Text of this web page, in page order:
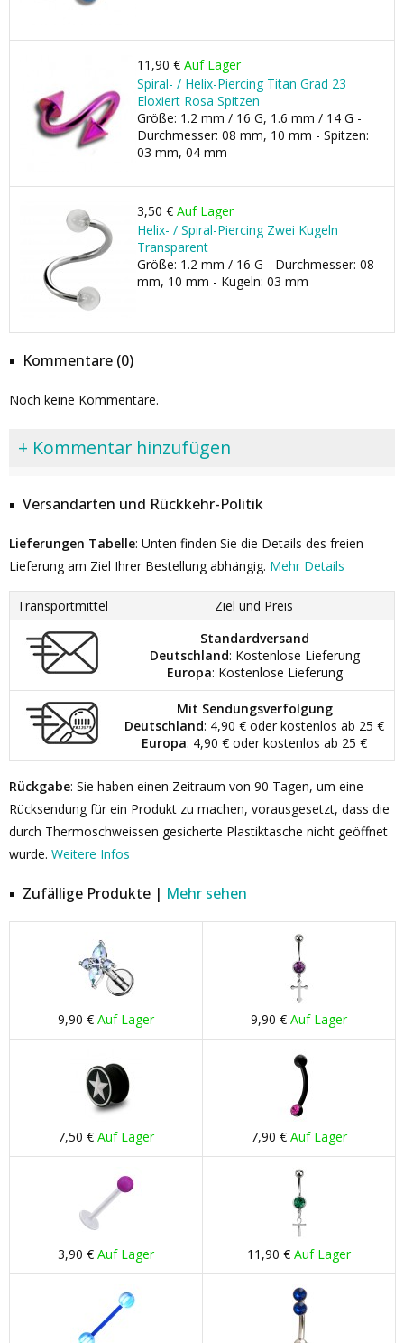
11,90 € Auf Lager
Spiral- / Helix-Piercing Titan Grad 23
Eloxiert Rosa Spitzen
Größe: 1.2 mm / 16 G, 1.6 mm / 14 G -
Durchmesser: 08 mm, 10 mm - Spitzen:
03 mm, 04 mm
3,50 € Auf Lager
Helix- / Spiral-Piercing Zwei Kugeln
Transparent
Größe: 1.2 mm / 16 G - Durchmesser: 08
mm, 10 mm - Kugeln: 03 mm
Kommentare (0)
Noch keine Kommentare.
+ Kommentar hinzufügen
Versandarten und Rückkehr-Politik
Lieferungen Tabelle: Unten finden Sie die Details des freien
Lieferung am Ziel Ihrer Bestellung abhängig. Mehr Details
Transportmittel
Ziel und Preis
Standardversand
Deutschland: Kostenlose Lieferung
Europa: Kostenlose Lieferung
Mit Sendungsverfolgung
Deutschland: 4,90 € oder kostenlos ab 25 €
Europa: 4,90 € oder kostenlos ab 25 €
Rückgabe: Sie haben einen Zeitraum von 90 Tagen, um eine
Rücksendung für ein Produkt zu machen, vorausgesetzt, dass die
durch Thermoschweissen gesicherte Plastiktasche nicht geöffnet
wurde. Weitere Infos
Zufällige Produkte | Mehr sehen
9,90 € Auf Lager 9,90 € Auf Lager
7,50 € Auf Lager 7,90 € Auf Lager
3,90 € Auf Lager 11,90 € Auf Lager